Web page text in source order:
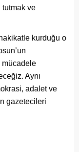
tutmak ve
kurduğu o
mücadele
Aynı
adalet ve
gazetecileri